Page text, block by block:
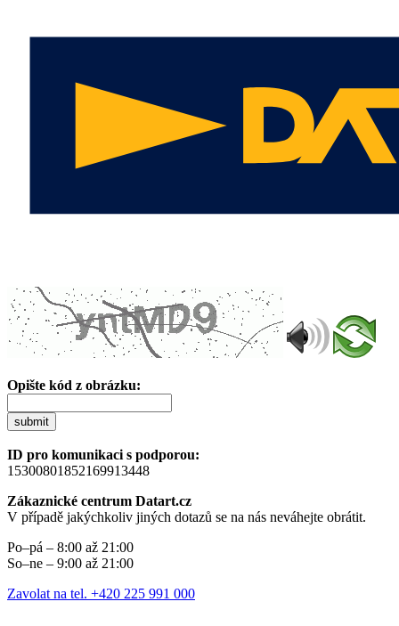
Opište kód z obrázku:
submit
ID pro komunikaci s podporou:
15300801852169913448
Zákaznické centrum Datart.cz
V případě jakýchkoliv jiných dotazů se na nás neváhejte obrátit.
Po–pá – 8:00 až 21:00
So–ne – 9:00 až 21:00
Zavolat na tel. +420 225 991 000